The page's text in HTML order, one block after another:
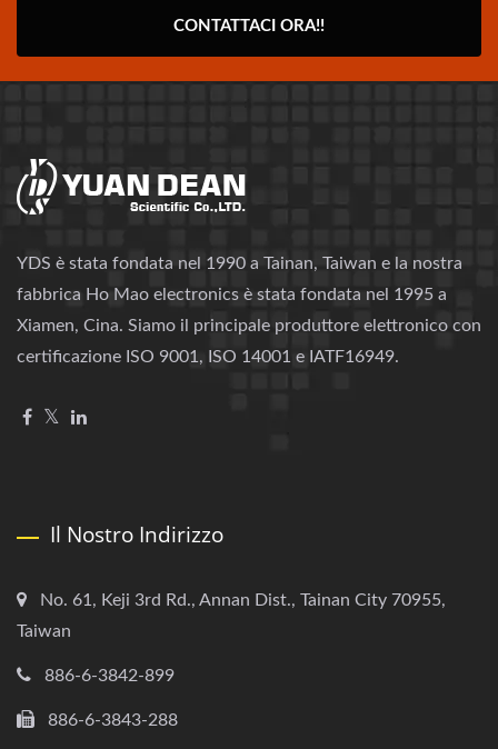
CONTATTACI ORA!!
YDS è stata fondata nel 1990 a Tainan, Taiwan e la nostra
fabbrica Ho Mao electronics è stata fondata nel 1995 a
Xiamen, Cina. Siamo il principale produttore elettronico con
certificazione ISO 9001, ISO 14001 e IATF16949.
Il Nostro Indirizzo
No. 61, Keji 3rd Rd., Annan Dist., Tainan City 70955,
Taiwan
886-6-3842-899
886-6-3843-288